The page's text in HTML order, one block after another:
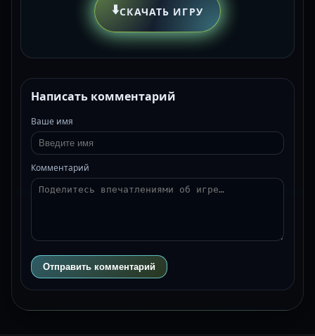
⬇️СКАЧАТЬ ИГРУ
Написать комментарий
Ваше имя
Комментарий
Отправить комментарий